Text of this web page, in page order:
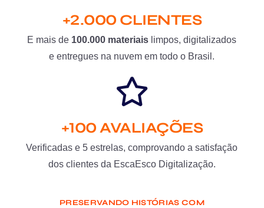
+2.000 CLIENTES
E mais de 100.000 materiais limpos, digitalizados
e entregues na nuvem em todo o Brasil.
+100 AVALIAÇÕES
Verificadas e 5 estrelas, comprovando a satisfação
dos clientes da EscaEsco Digitalização.
PRESERVANDO HISTÓRIAS COM